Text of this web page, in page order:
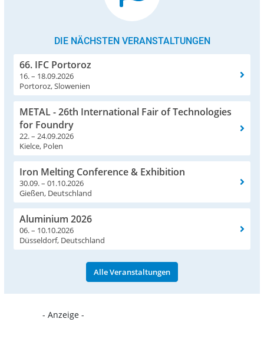
DIE NÄCHSTEN VERANSTALTUNGEN
66. IFC Portoroz
16. – 18.09.2026
Portoroz, Slowenien
METAL - 26th International Fair of Technologies
for Foundry
22. – 24.09.2026
Kielce, Polen
Iron Melting Conference & Exhibition
30.09. – 01.10.2026
Gießen, Deutschland
Aluminium 2026
06. – 10.10.2026
Düsseldorf, Deutschland
Alle Veranstaltungen
- Anzeige -